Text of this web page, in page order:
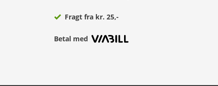
Fragt fra kr. 25,-
Betal med